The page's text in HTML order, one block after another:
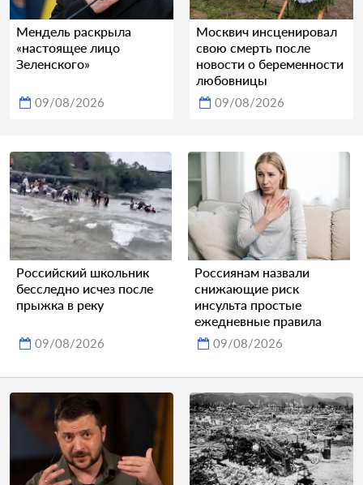
Мендель раскрыла
«настоящее лицо
Зеленского»
09/08/2026
Москвич инсценировал
свою смерть после
новости о беременности
любовницы
09/08/2026
Российский школьник
бесследно исчез после
прыжка в реку
09/08/2026
Россиянам назвали
снижающие риск
инсульта простые
ежедневные правила
09/08/2026